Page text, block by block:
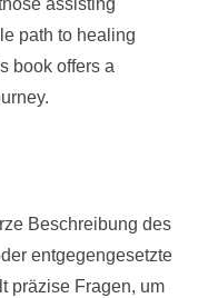
assisting
path to healing
book offers a
Beschreibung des
entgegengesetzte
präzise Fragen, um